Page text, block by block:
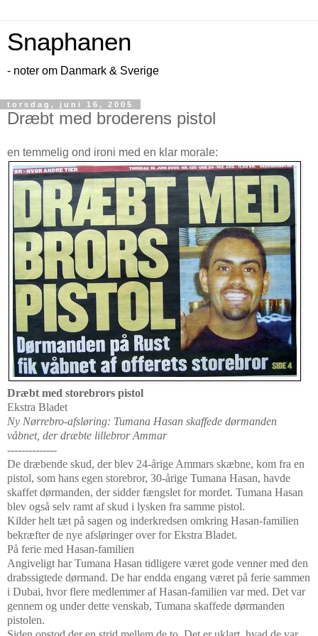
Snaphanen
- noter om Danmark & Sverige
torsdag, juni 16, 2005
Dræbt med broderens pistol
en temmelig ond ironi med en klar morale:
Dræbt med storebrors pistol
Ekstra Bladet
Ny Nørrebro-afsløring: Tumana Hasan skaffede dørmanden
våbnet, der dræbte lillebror Ammar
--------------
De dræbende skud, der blev 24-årige Ammars skæbne, kom fra en
pistol, som hans egen storebror, 30-årige Tumana Hasan, havde
skaffet dørmanden, der sidder fængslet for mordet. Tumana Hasan
blev også selv ramt af skud i lysken fra samme pistol.
Kilder helt tæt på sagen og inderkredsen omkring Hasan-familien
bekræfter de nye afsløringer over for Ekstra Bladet.
På ferie med Hasan-familien
Angiveligt har Tumana Hasan tidligere været gode venner med den
drabssigtede dørmand. De har endda engang været på ferie sammen
i Dubai, hvor flere medlemmer af Hasan-familien var med. Det var
gennem og under dette venskab, Tumana skaffede dørmanden
pistolen.